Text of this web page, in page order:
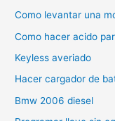
Como levantar una
Como hacer acido
Keyless averiado
Hacer cargador de
Bmw 2006 diesel